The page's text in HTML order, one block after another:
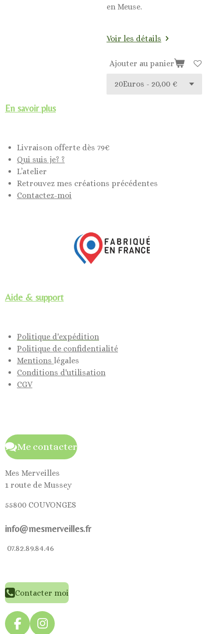
en Meuse.
Voir les détails
Ajouter au panier
En savoir plus
Livraison offerte dès 79€
Qui suis je? ?
L’atelier
Retrouvez mes créations précédentes
Contactez-moi
Aide & support
Politique d'expédition
Politique de confidentialité
Mentions légales
Conditions d'utilisation
CGV
Me contacter
Mes Merveilles
1 route de Mussey
55800 COUVONGES
info@mesmerveilles.fr
07.82.89.84.46
Contacter moi
F I